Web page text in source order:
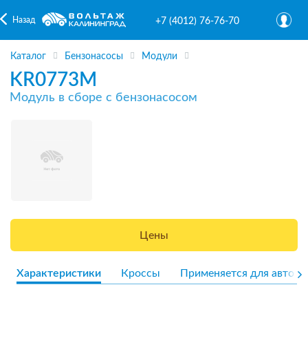
Назад +7 (4012) 76-76-70
Каталог Бензонасосы Модули
KR0773M
Модуль в сборе с бензонасосом
Цены
Характеристики Кроссы Применяется для авто